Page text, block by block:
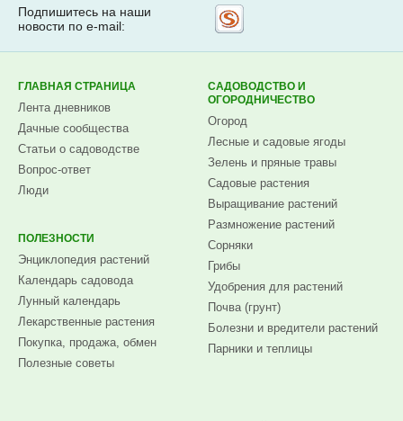
Подпишитесь на наши
новости по e-mail:
ГЛАВНАЯ СТРАНИЦА
Лента дневников
Дачные сообщества
Статьи о садоводстве
Вопрос-ответ
Люди
ПОЛЕЗНОСТИ
Энциклопедия растений
Календарь садовода
Лунный календарь
Лекарственные растения
Покупка, продажа, обмен
Полезные советы
САДОВОДСТВО И
ОГОРОДНИЧЕСТВО
Огород
Лесные и садовые ягоды
Зелень и пряные травы
Садовые растения
Выращивание растений
Размножение растений
Сорняки
Грибы
Удобрения для растений
Почва (грунт)
Болезни и вредители растений
Парники и теплицы